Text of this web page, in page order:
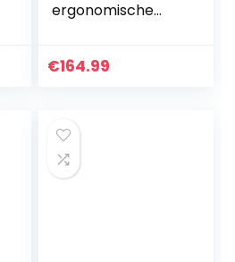
ergonomische
kantelmechanism
kg…
€164.99